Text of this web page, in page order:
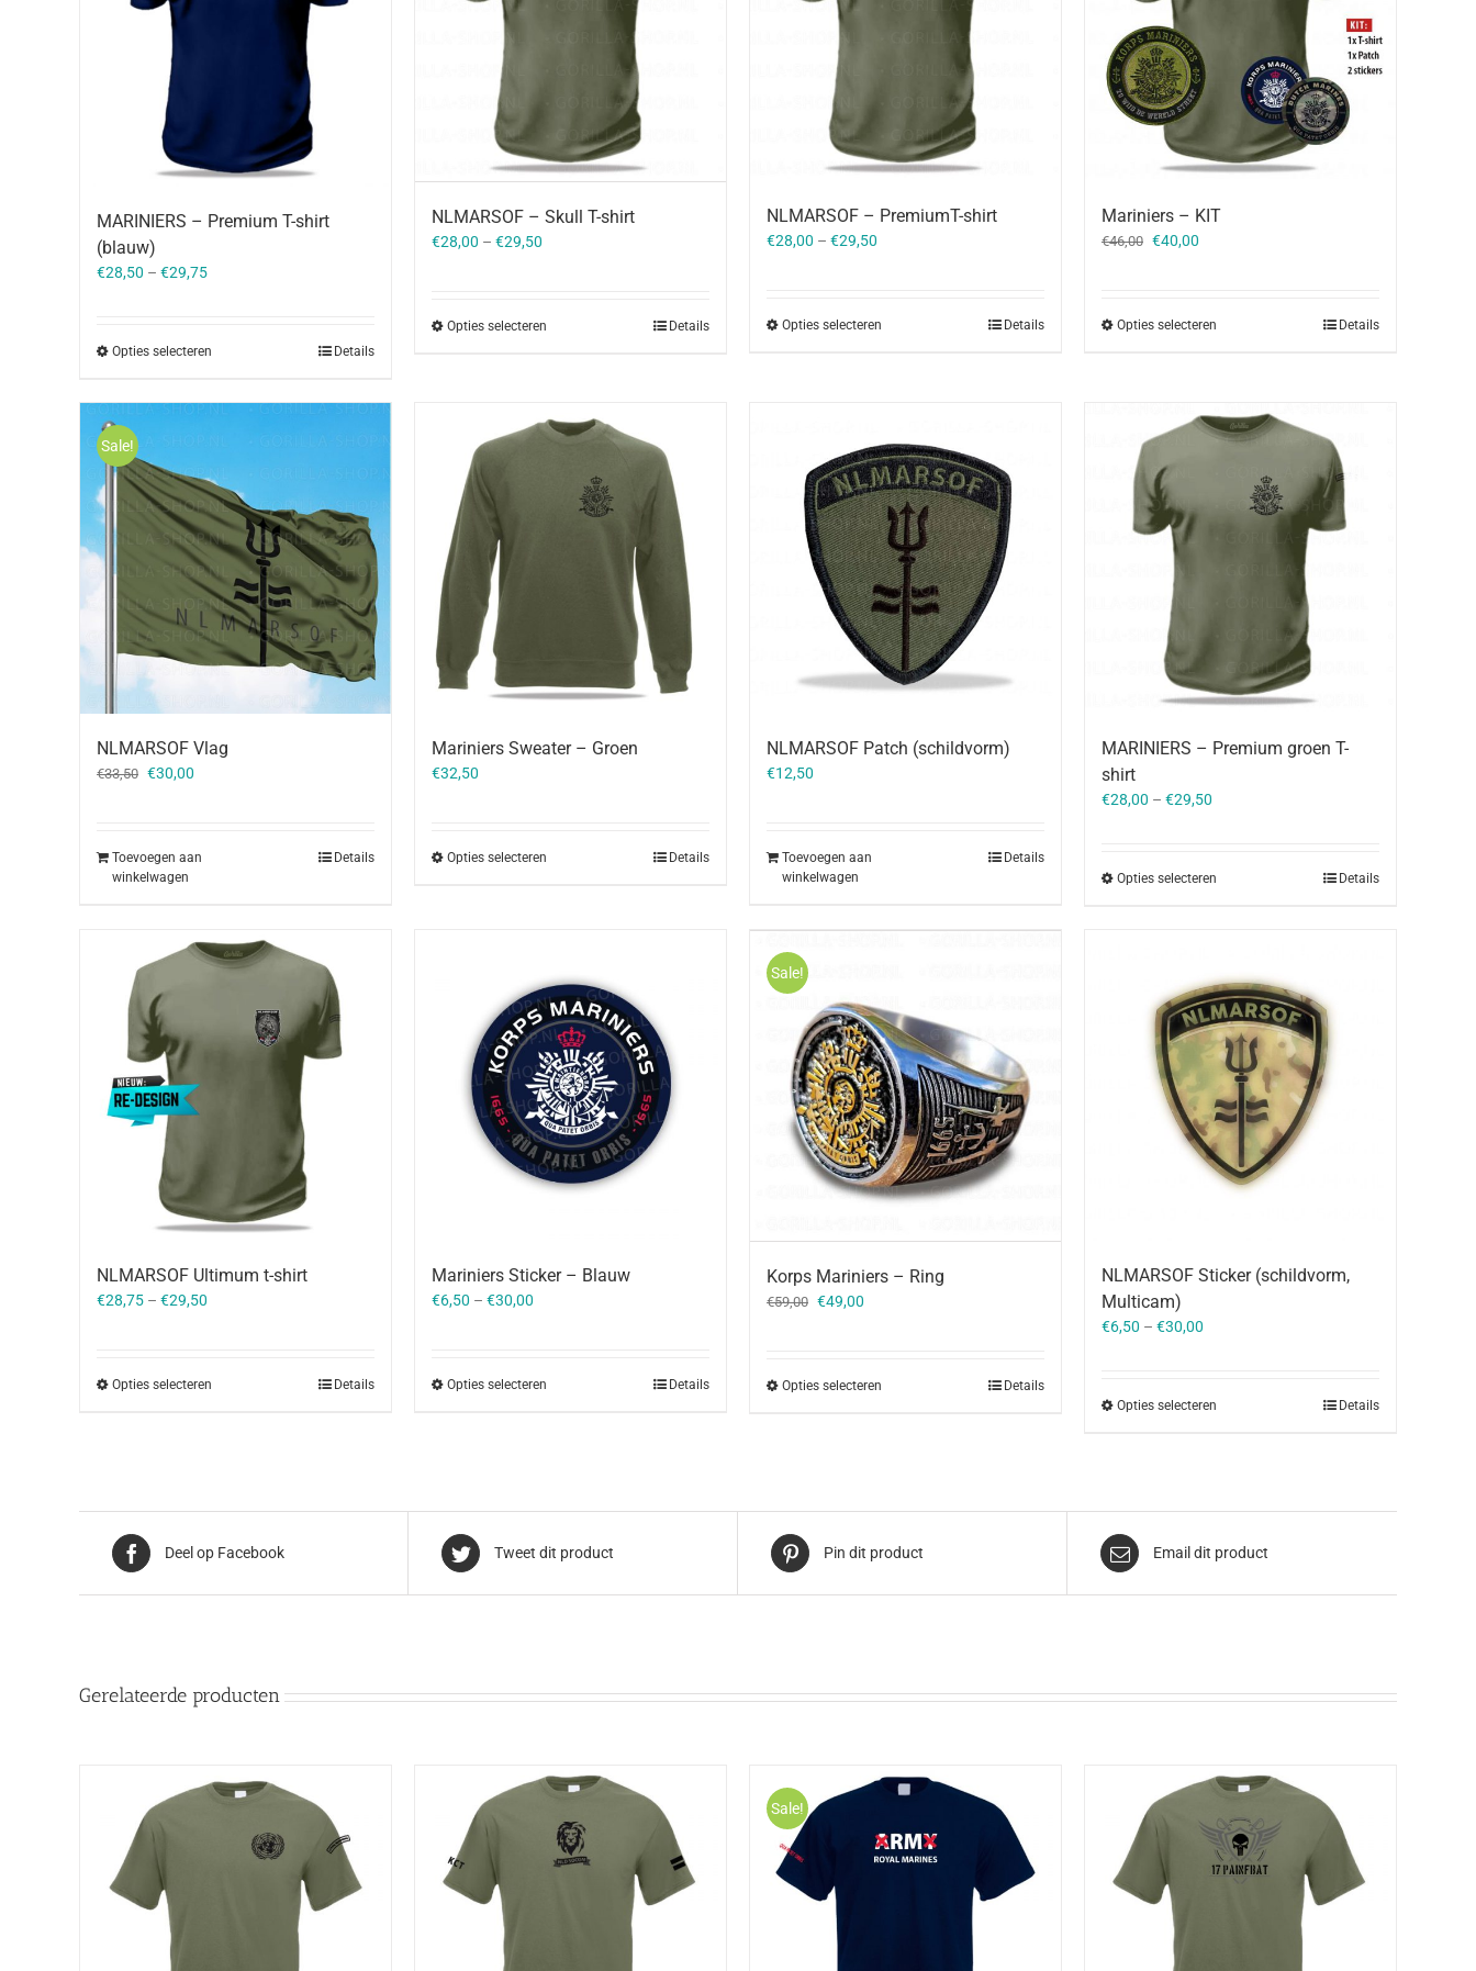
MARINIERS – Premium T-shirt
(blauw)
€28,50 – €29,75
Opties selecteren Details
NLMARSOF – Skull T-shirt
€28,00 – €29,50
Opties selecteren Details
NLMARSOF – PremiumT-shirt
€28,00 – €29,50
Opties selecteren Details
Mariniers – KIT
€46,00 Oorspronkelijke
€40,00
Opties selecteren Details
Sale!
NLMARSOF Vlag
€33,50 Oorspronkelijke
€30,00
Toevoegen aan
winkelwagen
Details
Mariniers Sweater – Groen
€32,50
Opties selecteren Details
NLMARSOF Patch (schildvorm)
€12,50
Toevoegen aan
winkelwagen
Details
MARINIERS – Premium groen T-
shirt
€28,00 – €29,50
Opties selecteren Details
NLMARSOF Ultimum t-shirt
€28,75 – €29,50
Opties selecteren Details
Mariniers Sticker – Blauw
€6,50 – €30,00
Opties selecteren Details
Sale!
Korps Mariniers – Ring
€59,00 Oorspronkelijke
€49,00
Opties selecteren Details
NLMARSOF Sticker (schildvorm,
Multicam)
€6,50 – €30,00
Opties selecteren Details
Deel op Facebook Tweet dit product Pin dit product Email dit product
Gerelateerde producten
Sale!